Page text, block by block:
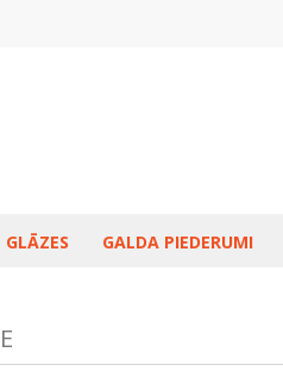
GLĀZES GALDA PIEDERUMI